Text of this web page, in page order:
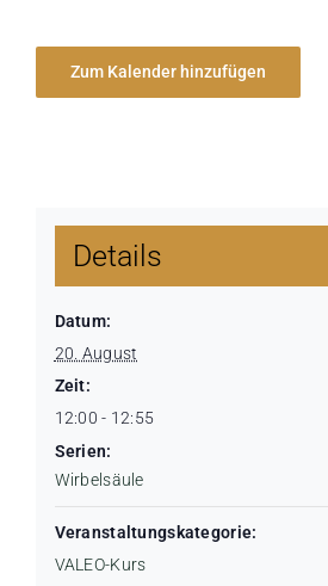
Zum Kalender hinzufügen
Details
Datum:
20. August
Zeit:
12:00 - 12:55
Serien:
Wirbelsäule
Veranstaltungskategorie:
VALEO-Kurs